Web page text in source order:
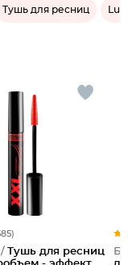
Тушь для ресниц
/ Тушь для ресниц